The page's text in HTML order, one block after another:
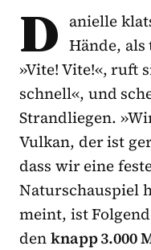
D anielle
Hände, als
»Vite! Vite!«, ruft
schnell«, und
Strandliegen.
Vulkan, der ist
dass wir eine
Naturschauspiel
meint, ist
denknapp 3.000